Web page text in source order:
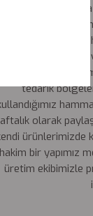
karşılayacak
güne %100 yerli
minimalize
civarı olduğu
tedarik
olarak
ürünlerimizde
hakim bir yapımız
üretim ekibimizle